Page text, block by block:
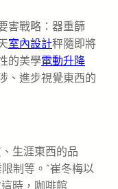
戰略：器重篩
室內設計秤隨即將
的美學電動升降
、進步視覺東西的
生涯東西的品
制等。”崔冬梅以
時，咖啡館